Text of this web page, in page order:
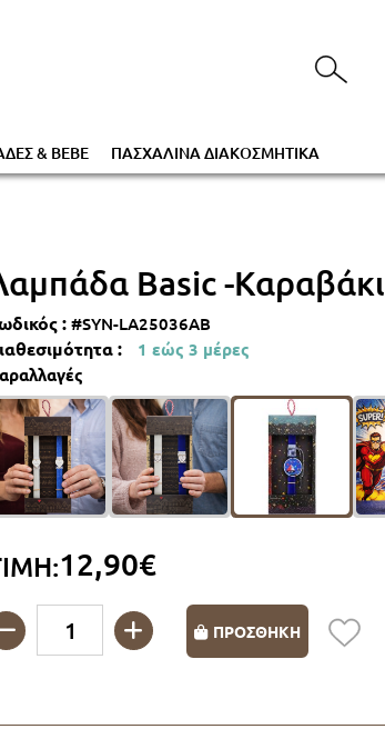
& ΒΕΒΕ ΠΑΣΧΑΛΙΝΑ ΔΙΑΚΟΣΜΗΤΙΚΑ
Basic -Καραβάκι
: #SYN-LA25036AB
:
1 εώς 3 μέρες
12,90€
ΠΡΟΣΘΗΚΗ